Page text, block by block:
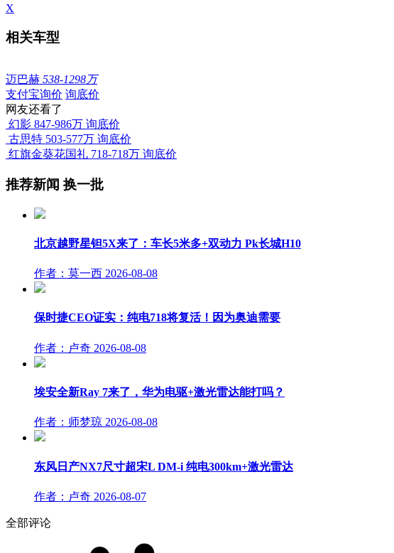
X
相关车型
迈巴赫 538-1298万
支付宝询价 询底价
网友还看了
幻影 847-986万 询底价
古思特 503-577万 询底价
红旗金葵花国礼 718-718万 询底价
推荐新闻 换一批
北京越野星钽5X来了：车长5米多+双动力 Pk长城H10
作者：莫一西 2026-08-08
保时捷CEO证实：纯电718将复活！因为奥迪需要
作者：卢奇 2026-08-08
埃安全新Ray 7来了，华为电驱+激光雷达能打吗？
作者：师梦琼 2026-08-08
东风日产NX7尺寸超宋L DM-i 纯电300km+激光雷达
作者：卢奇 2026-08-07
全部评论